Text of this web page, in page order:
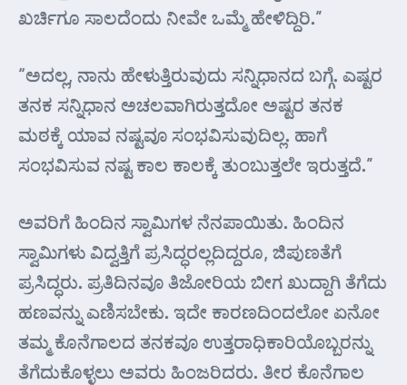
ಖರ್ಚಿಗೂ ಸಾಲದೆಂದು ನೀವೇ ಒಮ್ಮೆ ಹೇಳಿದ್ದಿರಿ.”
“ಅದಲ್ಲ, ನಾನು ಹೇಳುತ್ತಿರುವುದು ಸನ್ನಿಧಾನದ ಬಗ್ಗೆ. ಎಷ್ಟರ
ತನಕ ಸನ್ನಿಧಾನ ಅಚಲವಾಗಿರುತ್ತದೋ ಅಷ್ಟರ ತನಕ
ಮಠಕ್ಕೆ ಯಾವ ನಷ್ಟವೂ ಸಂಭವಿಸುವುದಿಲ್ಲ. ಹಾಗೆ
ಸಂಭವಿಸುವ ನಷ್ಟ ಕಾಲ ಕಾಲಕ್ಕೆ ತುಂಬುತ್ತಲೇ ಇರುತ್ತದೆ.”
ಅವರಿಗೆ ಹಿಂದಿನ ಸ್ವಾಮಿಗಳ ನೆನಪಾಯಿತು. ಹಿಂದಿನ
ಸ್ವಾಮಿಗಳು ವಿದ್ವತ್ತಿಗೆ ಪ್ರಸಿದ್ಧರಲ್ಲದಿದ್ದರೂ, ಜಿಪುಣತೆಗೆ
ಪ್ರಸಿದ್ಧರು. ಪ್ರತಿದಿನವೂ ತಿಜೋರಿಯ ಬೀಗ ಖುದ್ದಾಗಿ ತೆಗೆದು
ಹಣವನ್ನು ಎಣಿಸಬೇಕು. ಇದೇ ಕಾರಣದಿಂದಲೋ ಏನೋ
ತಮ್ಮ ಕೊನೆಗಾಲದ ತನಕವೂ ಉತ್ತರಾಧಿಕಾರಿಯೊಬ್ಬರನ್ನು
ತೆಗೆದುಕೊಳ್ಳಲು ಅವರು ಹಿಂಜರಿದರು. ತೀರ ಕೊನೆಗಾಲ